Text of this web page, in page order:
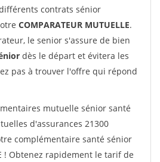
contrats sénior
COMPARATEUR MUTUELLE.
le senior s'assure de bien
dès le départ et évitera les
pas à trouver l'offre qui répond
mutuelle sénior santé
d'assurances 21300
complémentaire santé sénior
! Obtenez rapidement le tarif de